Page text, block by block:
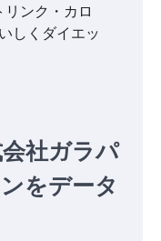
リンク・カロ
しくダイエッ
社ガラパ
をデータ